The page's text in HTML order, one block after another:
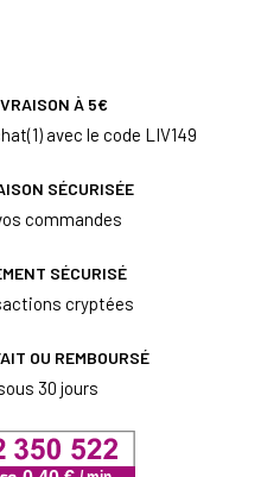
À 5€
avec le code LIV149
SÉCURISÉE
commandes
SÉCURISÉ
cryptées
OU REMBOURSÉ
30 jours